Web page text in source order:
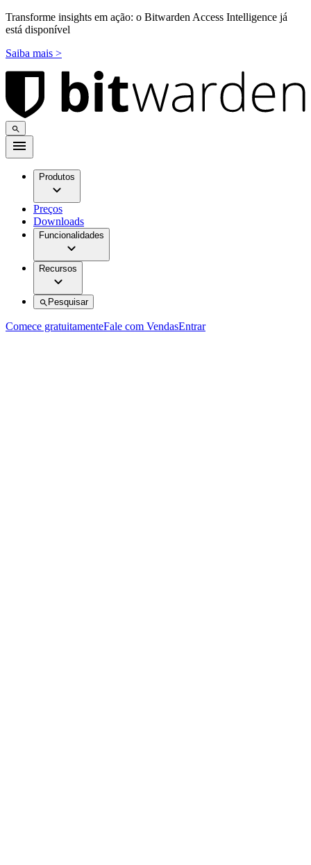
Transforme insights em ação: o Bitwarden Access Intelligence já
está disponível
Saiba mais >
Produtos
Preços
Downloads
Funcionalidades
Recursos
Pesquisar
Comece gratuitamenteFale com VendasEntrar